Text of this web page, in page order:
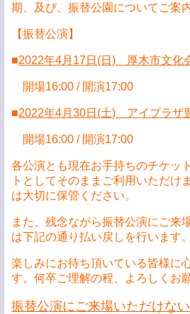
期、及び、振替公園についてご案
【振替公演】
■2022年4月17日(日) 厚木市文化
開場16:00 / 開演17:00
■2022年4月30日(土) アイプラザ
開場16:00 / 開演17:00
各公演とも現在お手持ちのチケッ
トとしてそのままご利用いただけ
は大切に保管ください。
また、残念ながら振替公演にご来
は下記の通り払い戻しを行います
楽しみにお待ち頂いている皆様に
す。何卒ご理解の程、よろしくお
振替公演にご来場いただけな